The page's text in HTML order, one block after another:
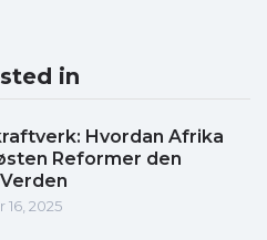
in
Hvordan Afrika
Reformer den
2025